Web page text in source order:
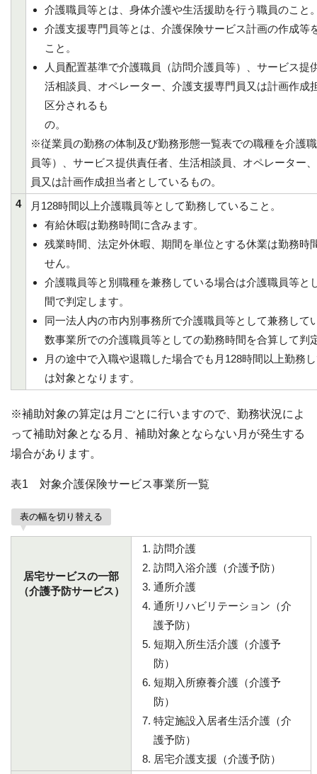
介護職員等とは、身体介護や生活援助を行う職員のこと
介護支援専門員等とは、介護保険サービス計画の作成等
こと。
人員配置基準で介護職員（訪問介護員等）、サービス提
活相談員、オペレーター、介護支援専門員又は計画作成
区分されるも
の
※従業員の勤務の体制及び勤務形態一覧表での職種を介護
員等）、サービス提供責任者、生活相談員、オペレーター
員又は計画作成担当者としているもの。
4
月128時間以上介護職員等として勤務していること。
有給休暇は勤務時間に含みます。
残業時間、法定外休暇、期間を単位とする休業は勤務時
せん。
介護職員等と別職種を兼務している場合は介護職員等と
間で判定します。
同一法人内の市内別事務所で介護職員等として兼務して
数事業所での介護職員等としての勤務時間を合算して判
月の途中で入職や退職した場合でも月128時間以上勤務
は対象となります。
※補助対象の算定は月ごとに行いますので、勤務状況によ
って補助対象となる月、補助対象とならない月が発生する
場合があります。
表1 対象介護保険サービス事業所一覧
表の幅を切り替える
居宅サービスの一部
（介護予防サービス）
訪問介護
訪問入浴介護（介護予防）
通所介護
通所リハビリテーション（介
護予防）
短期入所生活介護（介護予
防）
短期入所療養介護（介護予
防）
特定施設入居者生活介護（介
護予防）
居宅介護支援（介護予防）